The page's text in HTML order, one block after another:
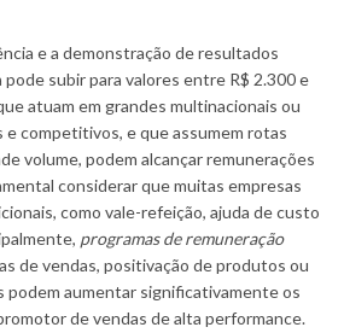
e a demonstração de resultados
subir para valores entre R$ 2.300 e
atuam em grandes multinacionais ou
e competitivos, e que assumem rotas
volume, podem alcançar remunerações
considerar que muitas empresas
como vale-refeição, ajuda de custo
programas de remuneração
de vendas, positivação de produtos ou
podem aumentar significativamente os
de vendas de alta performance.